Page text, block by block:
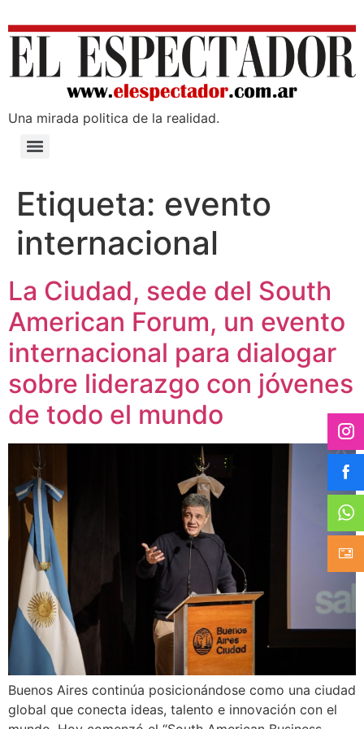
Una mirada poli­tica de la realidad.
Etiqueta: evento
internacional
La Ciudad, sede del South
American Forum, un evento
internacional para dialogar
sobre liderazgo con jóvenes
de todo el mundo
Buenos Aires continúa posicionándose como una ciudad
global que conecta ideas, talento e innovación con el